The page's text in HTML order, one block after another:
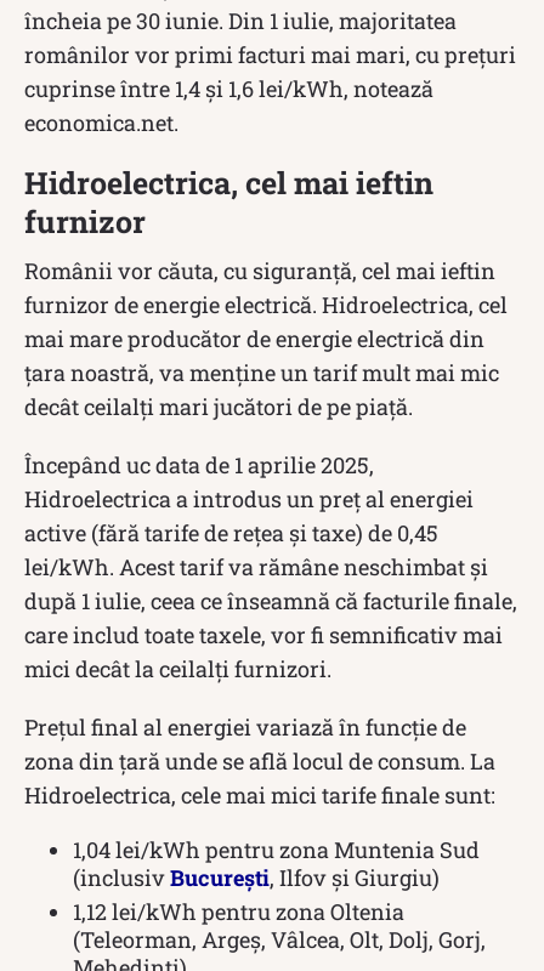
încheia pe 30 iunie. Din 1 iulie, majoritatea
românilor vor primi facturi mai mari, cu prețuri
cuprinse între 1,4 și 1,6 lei/kWh, notează
economica.net.
Hidroelectrica, cel mai ieftin
furnizor
Românii vor căuta, cu siguranță, cel mai ieftin
furnizor de energie electrică. Hidroelectrica, cel
mai mare producător de energie electrică din
țara noastră, va menține un tarif mult mai mic
decât ceilalți mari jucători de pe piață.
Începând uc data de 1 aprilie 2025,
Hidroelectrica a introdus un preț al energiei
active (fără tarife de rețea și taxe) de 0,45
lei/kWh. Acest tarif va rămâne neschimbat și
după 1 iulie, ceea ce înseamnă că facturile finale,
care includ toate taxele, vor fi semnificativ mai
mici decât la ceilalți furnizori.
Prețul final al energiei variază în funcție de
zona din țară unde se află locul de consum. La
Hidroelectrica, cele mai mici tarife finale sunt:
1,04 lei/kWh pentru zona Muntenia Sud
(inclusivBucurești, Ilfov și Giurgiu)
1,12 lei/kWh pentru zona Oltenia
(Teleorman, Argeș, Vâlcea, Olt, Dolj, Gorj,